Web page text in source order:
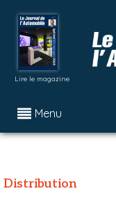
Lire le magazine
Menu
Distribution